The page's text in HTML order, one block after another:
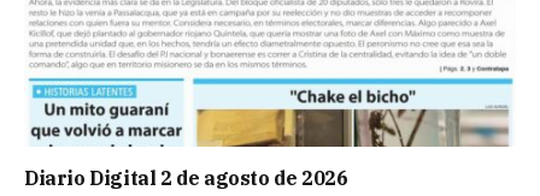
Diario Digital 2 de agosto de 2026